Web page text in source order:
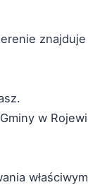
w